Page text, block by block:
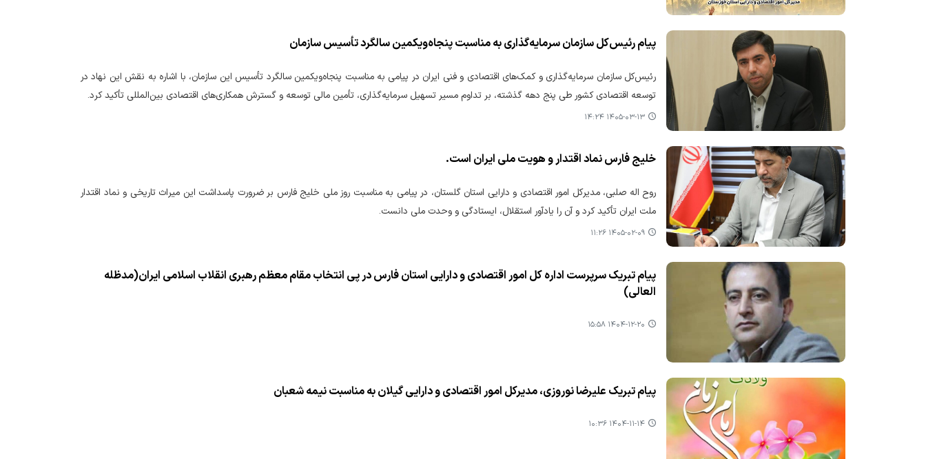
پیام رئیس‌کل سازمان سرمایه‌گذاری به مناسبت پنجاه‌ویکمین سالگرد تأسیس سازمان
رئیس‌کل سازمان سرمایه‌گذاری و کمک‌های اقتصادی و فنی ایران در پیامی به مناسبت پنجاه‌ویکمین سالگرد تأسیس این سازمان، با اشاره به نقش این نهاد در
توسعه اقتصادی کشور طی پنج دهه گذشته، بر تداوم مسیر تسهیل سرمایه‌گذاری، تأمین مالی توسعه و گسترش همکاری‌های اقتصادی بین‌المللی تأکید کرد.
۱۴۰۵-۰۳-۱۳ ۱۴:۲۴
خلیج فارس نماد اقتدار و هویت ملی ایران است.
روح‌ اله صلبی، مدیرکل امور اقتصادی و دارایی استان گلستان، در پیامی به مناسبت روز ملی خلیج فارس بر ضرورت پاسداشت این میراث تاریخی و نماد اقتدار
ملت ایران تأکید کرد و آن را یادآور استقلال، ایستادگی و وحدت ملی دانست.
۱۴۰۵-۰۲-۰۹ ۱۱:۲۶
پیام تبریک سرپرست اداره کل امور اقتصادی و دارایی استان فارس در پی انتخاب مقام معظم رهبری انقلاب اسلامی ایران(مدظله
العالی)
۱۴۰۴-۱۲-۲۰ ۱۵:۵۸
پیام تبریک علیرضا نوروزی، مدیرکل امور اقتصادی و دارایی گیلان به مناسبت نیمه شعبان
۱۴۰۴-۱۱-۱۴ ۱۰:۳۶